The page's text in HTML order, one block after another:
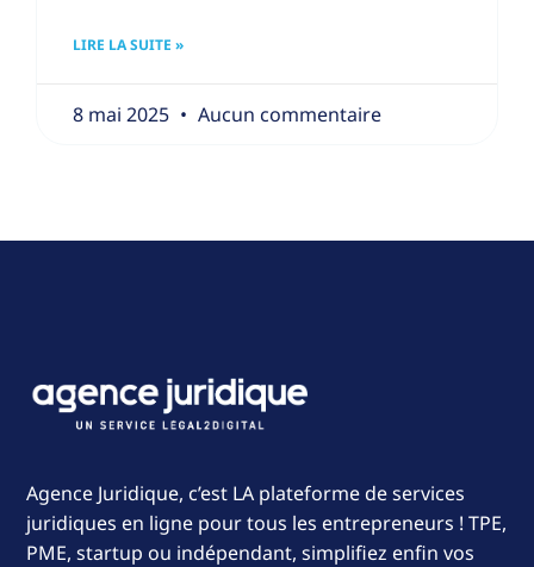
LIRE LA SUITE »
8 mai 2025 Aucun commentaire
Agence Juridique, c’est LA plateforme de services
juridiques en ligne pour tous les entrepreneurs ! TPE,
PME, startup ou indépendant, simplifiez enfin vos